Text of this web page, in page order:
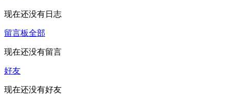
现在还没有日志
留言板全部
现在还没有留言
好友
现在还没有好友